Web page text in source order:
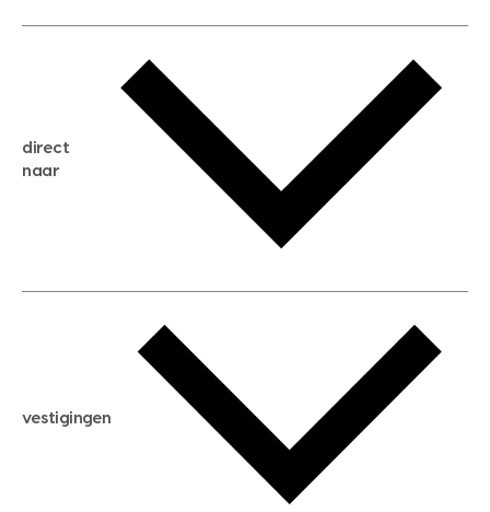
gratis zoekservice
huis verkopen
huis kopen
aankoopadvies
verkoopadvies
hypotheekadvies
direct
naar
hypotheek berekenen
maximale hypotheek berekenen
hypotheek bespaarcheck
gratis zoekprofiel aanmaken
vestigingen